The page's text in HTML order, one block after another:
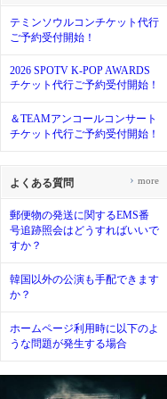
テミンソウルコンチケット代行
ご予約受付開始！
2026 SPOTV K-POP AWARDS
チケット代行ご予約受付開始！
＆TEAMアンコールコンサート
チケット代行ご予約受付開始！
よくある質問
郵便物の発送に関するEMS番
号追跡照会はどうすればいいで
すか？
韓国以外の公演も手配できます
か？
ホームページ利用時に以下のよ
うな問題が発生する場合
› more